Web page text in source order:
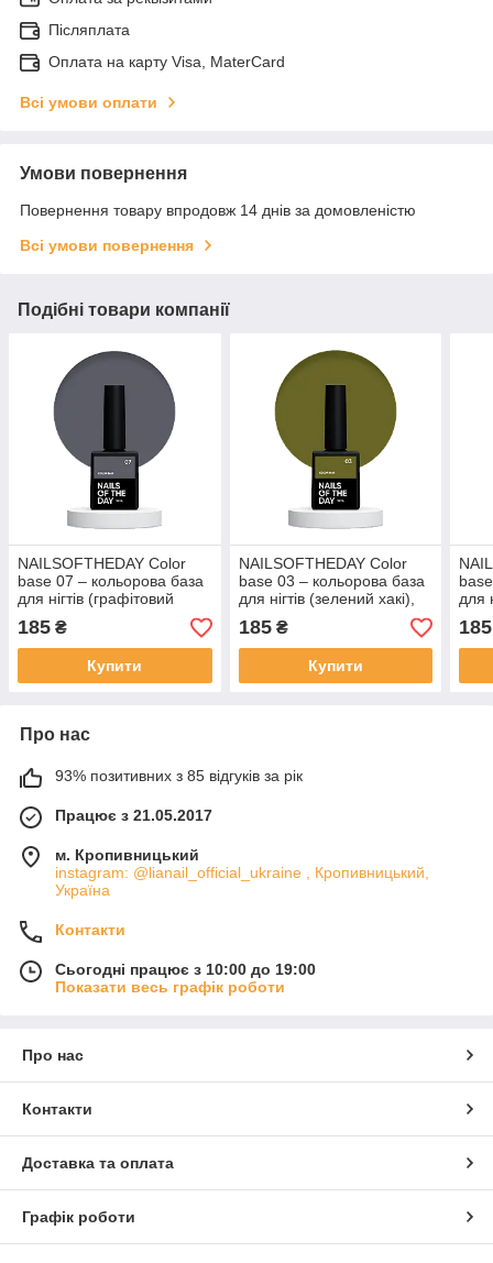
Післяплата
Оплата на карту Visa, MaterCard
Всі умови оплати
Умови повернення
Повернення товару впродовж 14 днів за домовленістю
Всі умови повернення
Подібні товари компанії
NAILSOFTHEDAY Сolor
base 07 – кольорова база
для нігтів (графітовий
сірий), 10 мл
185 ₴
Купити
NAILSOFTHEDAY Сolor
base 03 – кольорова база
для нігтів (зелений хакі),
10 мл
185₴
Купити
для
мл
185
Про нас
93% позитивних з 85 відгуків за рік
Працює з 21.05.2017
м. Кропивницький
instagram: @lianail_official_ukraine , Кропивницький,
Україна
Контакти
Сьогодні працює з 10:00 до 19:00
Показати весь графік роботи
Про нас
Контакти
Доставка та оплата
Графік роботи